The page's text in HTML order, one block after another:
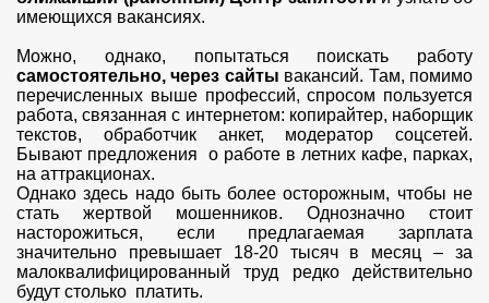
имеющихся вакансиях.
Можно, однако, попытаться поискать работу
самостоятельно, через сайты вакансий. Там, помимо
перечисленных выше профессий, спросом пользуется
работа, связанная с интернетом: копирайтер, наборщик
текстов, обработчик анкет, модератор соцсетей.
Бывают предложения о работе в летних кафе, парках,
на аттракционах.
Однако здесь надо быть более осторожным, чтобы не
стать жертвой мошенников. Однозначно стоит
насторожиться, если предлагаемая зарплата
значительно превышает 18-20 тысяч в месяц – за
малоквалифицированный труд редко действительно
будут столько платить.